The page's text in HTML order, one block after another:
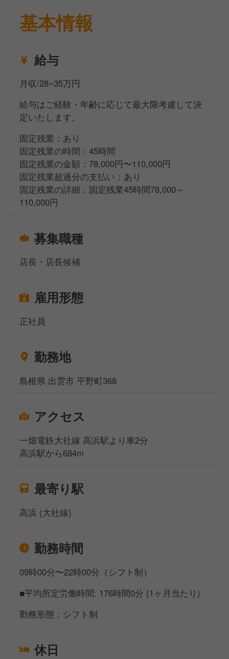
基本情報
給与
月収/28~35万円
給与はご経験・年齢に応じて最大限考慮して決
定いたします。
固定残業：あり
固定残業の時間：45時間
固定残業の金額：78,000円〜110,000円
固定残業超過分の支払い：あり
固定残業の詳細：固定残業45時間78,000～
110,000円
募集職種
店長・店長候補
雇用形態
正社員
勤務地
島根県 出雲市 平野町368
アクセス
一畑電鉄大社線 高浜駅より車2分
高浜駅から684m
最寄り駅
高浜 (大社線)
勤務時間
09時00分〜22時00分（シフト制）
■平均所定労働時間: 176時間0分 (1ヶ月当たり)
勤務形態：シフト制
休日